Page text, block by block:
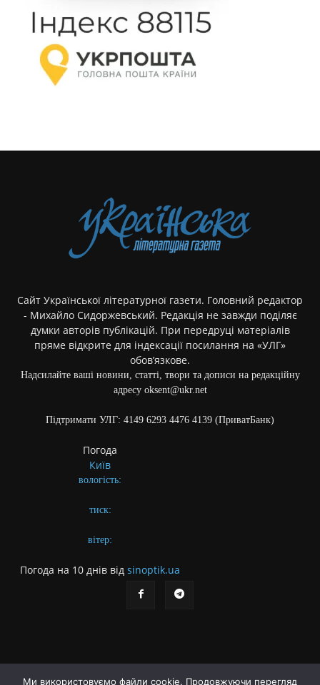
Сайт Української літературної газети. Головний редактор
- Михайло Сидоржевський. Редакція не завжди поділяє
думки авторів публікацій. При передруці матеріалів
пряме відкрите для індексації посилання на «УЛГ»
обов’язкове.
Надсилайте ваші новини, статті, твори та дописи на редакційну
адресу oksent@ukr.net
Підтримати УЛГ: 4149 6293 4476 4139 (ПриватБанк)
Погода
Київ
вологість:
тиск:
вітер:
Погода на 10 днів від sinoptik.ua
Ми використовуємо файли cookie. Продовжуючи перегляд